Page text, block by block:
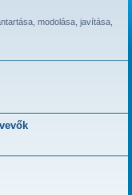
modolása, javítása,